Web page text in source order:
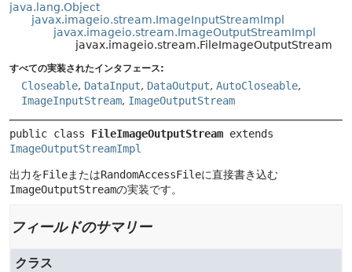
java.lang.Object
javax.imageio.stream.ImageInputStreamImpl
javax.imageio.stream.ImageOutputStreamImpl
javax.imageio.stream.FileImageOutputStream
すべての実装されたインタフェース:
Closeable, DataInput, DataOutput, AutoCloseable,
ImageInputStream, ImageOutputStream
public class FileImageOutputStream
ImageOutputStreamImpl
出力をFileまたはRandomAccessFileに直接書き込む
ImageOutputStreamの実装です。
フィールドのサマリー
クラス